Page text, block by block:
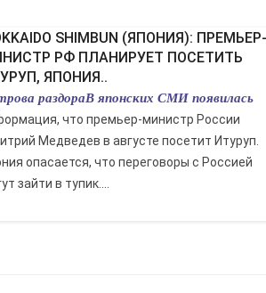
РФ ПЛАНИРУЕТ ПОСЕТИТЬ
ЯПОНИЯ..
раздораВ японских СМИ появилась
что премьер-министр России
Медведев в августе посетит Итуруп.
опасается, что переговоры с Россией
зайти в тупик....